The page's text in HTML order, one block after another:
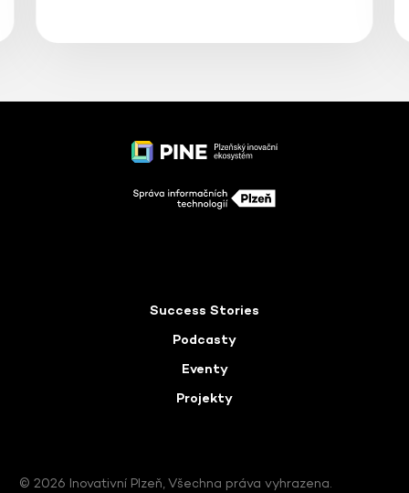
Success Stories
Podcasty
Eventy
Projekty
© 2026 Inovativní Plzeň, Všechna práva vyhrazena.